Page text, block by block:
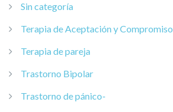
Sin categoría
Terapia de Aceptación y Compromiso
Terapia de pareja
Trastorno Bipolar
Trastorno de pánico-